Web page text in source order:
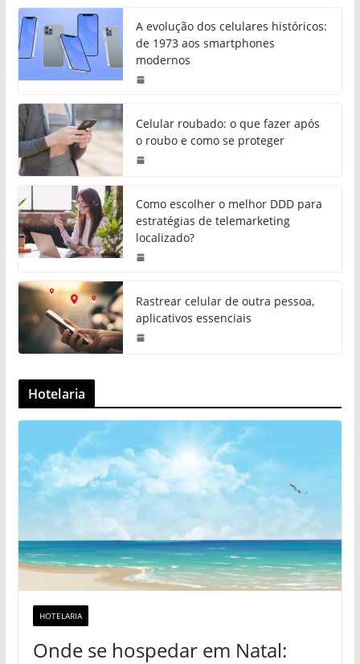
A evolução dos celulares históricos:
de 1973 aos smartphones
modernos
Celular roubado: o que fazer após
o roubo e como se proteger
Como escolher o melhor DDD para
estratégias de telemarketing
localizado?
Rastrear celular de outra pessoa,
aplicativos essenciais
Hotelaria
HOTELARIA
Onde se hospedar em Natal: